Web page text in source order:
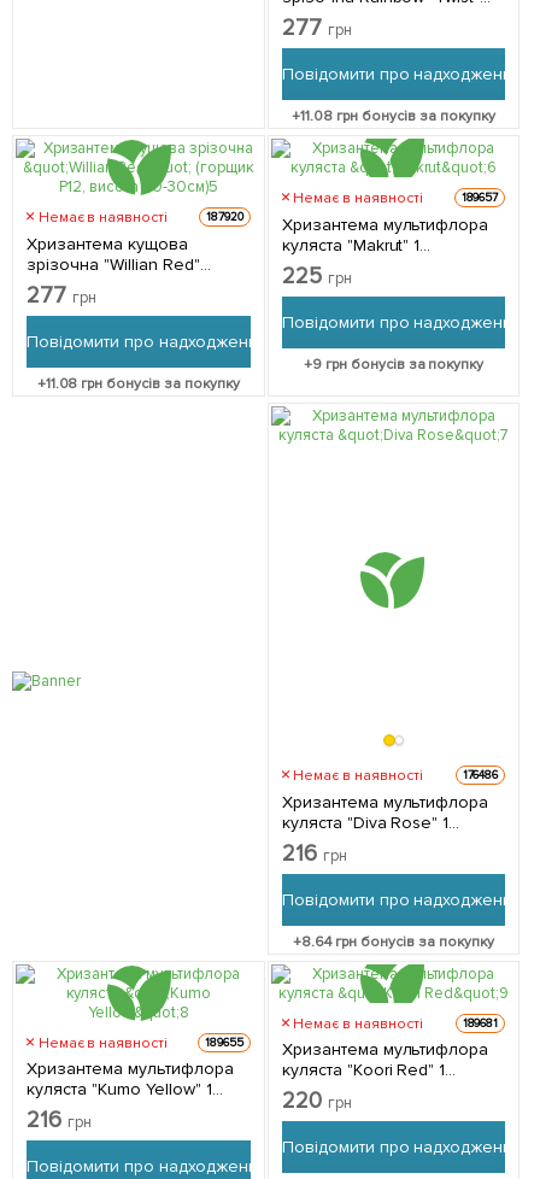
(горщик P12, висота 20-
30см) 1 саджанець в
277 грн
Повідомити про надходження
+11.08 грн бонусів за покупку
Немає в наявності 187920
Хризантема кущова
зрізочна "Willian Red"
(горщик P12, висота 20-
30см) 1 саджанець в
277 грн
Повідомити про надходження
+11.08 грн бонусів за покупку
Немає в наявності 189657
Хризантема мультифлора
куляста "Makrut" 1
саджанець в упаковці
225 грн
Повідомити про надходження
+9грн бонусів за покупку
Немає в наявності 176486
Хризантема мультифлора
куляста "Diva Rose" 1
саджанець в упаковці
216 грн
Повідомити про надходження
+8.64грн бонусів за покупку
Немає в наявності 189655
Хризантема мультифлора
куляста "Kumo Yellow" 1
саджанець в упаковці
216 грн
Повідомити про надходження
Немає в наявності 189681
Хризантема мультифлора
куляста "Koori Red" 1
саджанець в упаковці
220 грн
Повідомити про надходження